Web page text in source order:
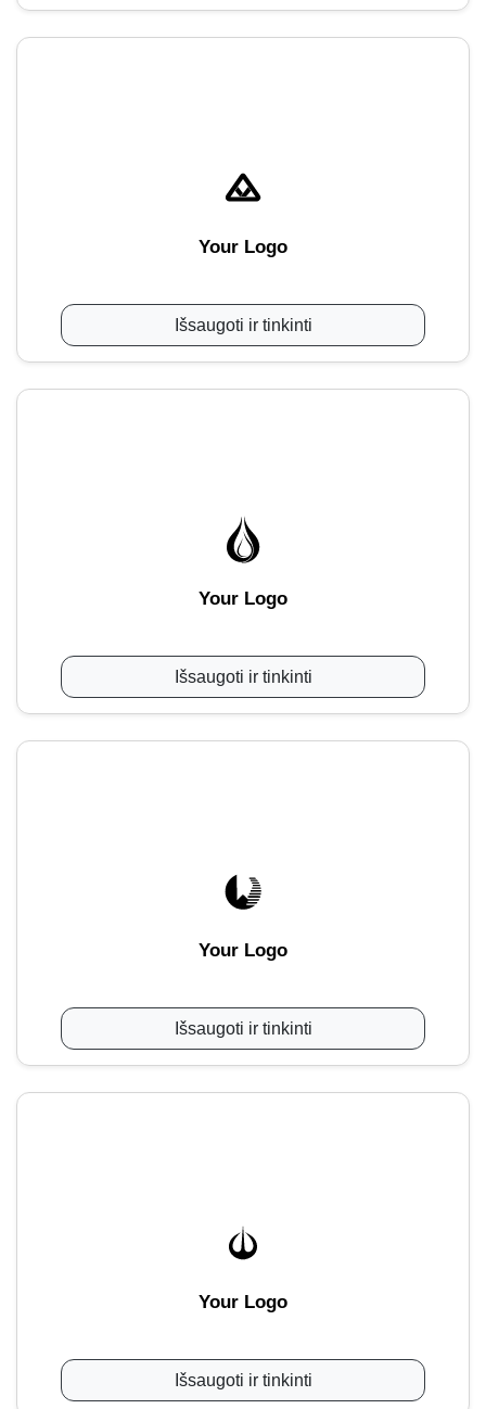
Your Logo
Išsaugoti ir tinkinti
Your Logo
Išsaugoti ir tinkinti
Your Logo
Išsaugoti ir tinkinti
Your Logo
Išsaugoti ir tinkinti